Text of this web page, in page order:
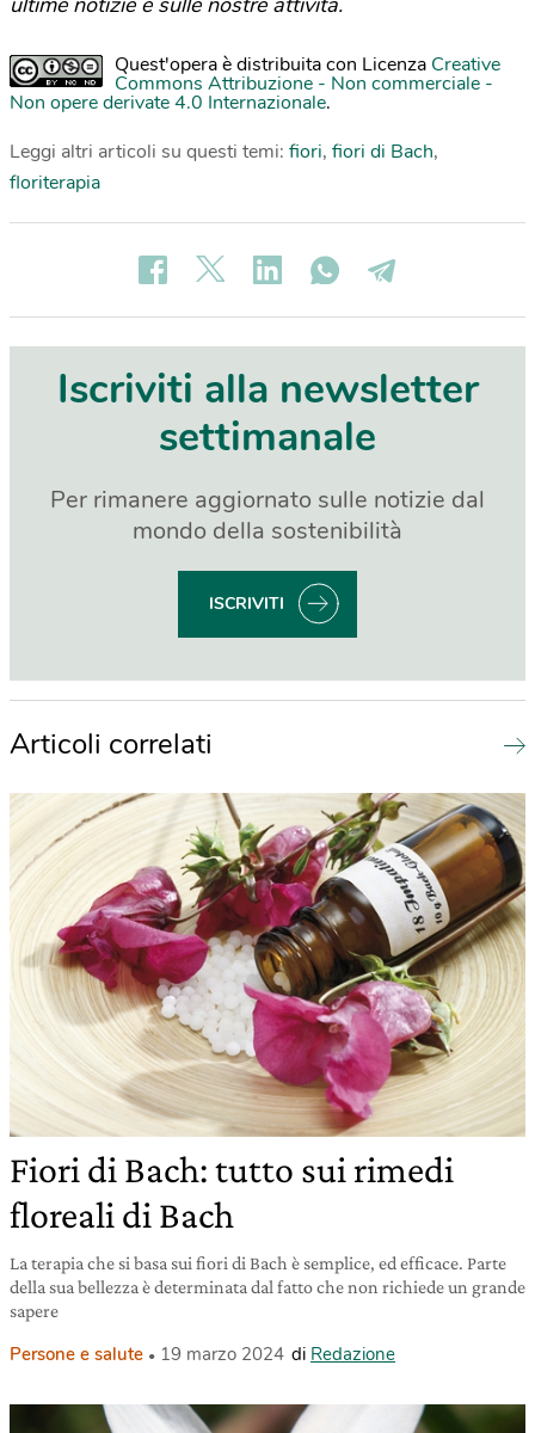
Quest'opera è distribuita con Licenza Creative
Commons Attribuzione - Non commerciale -
Non opere derivate 4.0 Internazionale.
Leggi altri articoli su questi temi: fiori, fiori di Bach,
floriterapia
Iscriviti alla newsletter
settimanale
Per rimanere aggiornato sulle notizie dal
mondo della sostenibilità
ISCRIVITI
Articoli correlati
Fiori di Bach: tutto sui rimedi
floreali di Bach
La terapia che si basa sui fiori di Bach è semplice, ed efficace. Parte
della sua bellezza è determinata dal fatto che non richiede un grande
sapere
Persone e salute 19 marzo 2024 di Redazione